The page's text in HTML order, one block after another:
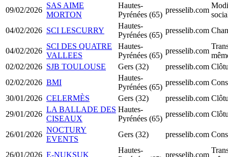
09/02/2026
SAS AIME
MORTON
Hautes-
Pyrénées (65)
presselib.com
04/02/2026 SCI LESCURRY
Hautes-
Pyrénées (65)
presselib.com
04/02/2026
SCI DES QUATRE
VALLEES
Hautes-
Pyrénées (65)
presselib.com
02/02/2026 SJB TOULOUSE Gers (32) presselib.com
02/02/2026 BMI
Hautes-
Pyrénées (65)
presselib.com
30/01/2026 CELERMÈS Gers (32) presselib.com
29/01/2026
LA BALLADE DES
CISEAUX
Hautes-
Pyrénées (65)
presselib.com
26/01/2026
NOCTURY
EVENTS
Gers (32) presselib.com
26/01/2026 E-NUKSUK
Hautes-
presselib.com